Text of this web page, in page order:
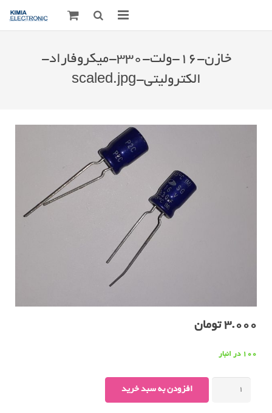
خازن-۱۶-ولت-۳۳۰-میکروفاراد-
الکترولیتی-scaled.jpg
3.000 تومان
100 در انبار
افزودن به سبد خرید